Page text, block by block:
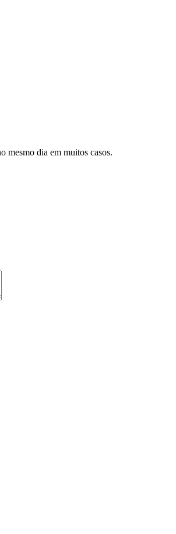
mesmo dia em muitos casos.